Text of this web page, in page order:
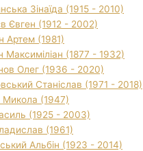
Зінаїда (1915 - 2010)
Євген (1912 - 2002)
Артем (1981)
Максиміліан (1877 - 1932)
Олег (1936 - 2020)
Станіслав (1971 - 2018)
Микола (1947)
(1925 - 2003)
(1961)
Альбін (1923 - 2014)